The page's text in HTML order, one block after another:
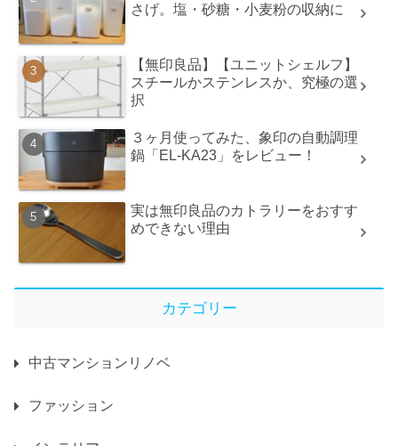
さげ。塩・砂糖・小麦粉の収納に
【無印良品】【ユニットシェルフ】
スチールかステンレスか、究極の選
択
３ヶ月使ってみた、象印の自動調理
鍋「EL-KA23」をレビュー！
実は無印良品のカトラリーをおすす
めできない理由
カテゴリー
中古マンションリノベ
ファッション